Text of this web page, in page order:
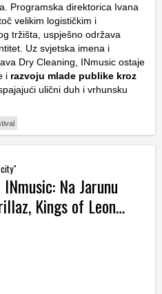
Programska direktorica Ivana
velikim logističkim i
tržišta, uspješno održava
Uz svjetska imena i
Dry Cleaning, INmusic ostaje
i razvoju mlade publike kroz
spajajući ulični duh i vrhunsku
Na Jarunu
Kings of Leon…